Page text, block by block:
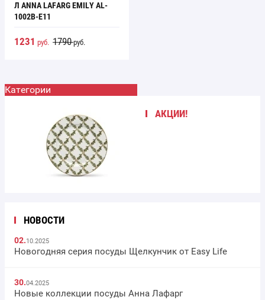
Категории
АКЦИИ!
НОВОСТИ
02.10.2025
Новогодняя серия посуды Щелкунчик от Easy Life
30.04.2025
Новые коллекции посуды Анна Лафарг
Л ANNA LAFARG EMILY AL-
1002B-E11
1231 руб. 1790руб.